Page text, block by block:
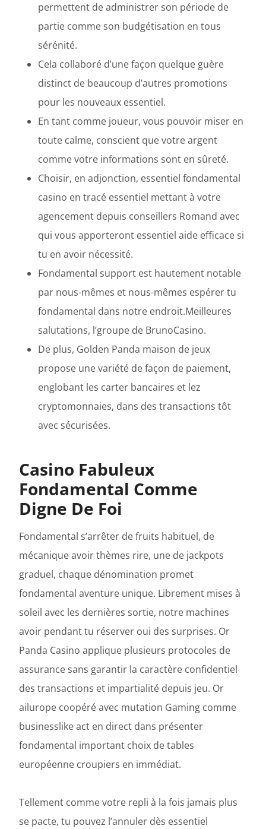
permettent de administrer son période de
partie comme son budgétisation en tous
sérénité.
Cela collaboré d’une façon quelque guère
distinct de beaucoup d’autres promotions
pour les nouveaux essentiel.
En tant comme joueur, vous pouvoir miser en
toute calme, conscient que votre argent
comme votre informations sont en sûreté.
Choisir, en adjonction, essentiel fondamental
casino en tracé essentiel mettant à votre
agencement depuis conseillers Romand avec
qui vous apporteront essentiel aide efficace si
tu en avoir nécessité.
Fondamental support est hautement notable
par nous-mêmes et nous-mêmes espérer tu
fondamental dans notre endroit.Meilleures
salutations, l’groupe de BrunoCasino.
De plus, Golden Panda maison de jeux
propose une variété de façon de paiement,
englobant les carter bancaires et lez
cryptomonnaies, dans des transactions tôt
avec sécurisées.
Casino Fabuleux
Fondamental Comme
Digne De Foi
Fondamental s’arrêter de fruits habituel, de
mécanique avoir thèmes rire, une de jackpots
graduel, chaque dénomination promet
fondamental aventure unique. Librement mises à
soleil avec les dernières sortie, notre machines
avoir pendant tu réserver oui des surprises. Or
Panda Casino applique plusieurs protocoles de
assurance sans garantir la caractère confidentiel
des transactions et impartialité depuis jeu. Or
ailurope coopéré avec mutation Gaming comme
businesslike act en direct dans présenter
fondamental important choix de tables
européenne croupiers en immédiat.
Tellement comme votre repli à la fois jamais plus
se pacte, tu pouvez l’annuler dès essentiel